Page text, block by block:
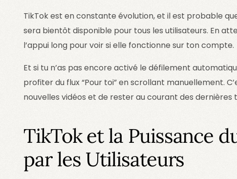
TikTok est en constante évolution, et il est probable
sera bientôt disponible pour tous les utilisateurs. En
l’appui long pour voir si elle fonctionne sur ton compte.
Et si tu n’as pas encore activé le défilement
profiter du flux “Pour toi” en scrollant manuellement.
nouvelles vidéos et de rester au courant des dernières
TikTok et la Puissance
par les Utilisateurs